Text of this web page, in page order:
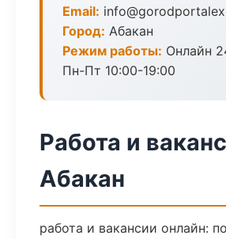
Email:
Город: Абакан
Режим работы: Онлайн
Пн-Пт 10:00-19:00
Работа и
Абакан
работа и вакансии онлайн: